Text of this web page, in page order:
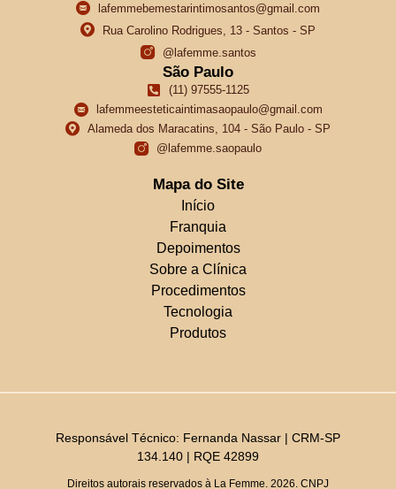
lafemmebemestarintimosantos@gmail.com
Rua Carolino Rodrigues, 13 - Santos - SP
@lafemme.santos
São Paulo
(11) 97555-1125
lafemmeesteticaintimasaopaulo@gmail.com
Alameda dos Maracatins, 104 - São Paulo - SP
@lafemme.saopaulo
Mapa do Site
Início
Franquia
Depoimentos
Sobre a Clínica
Procedimentos
Tecnologia
Produtos
Responsável Técnico: Fernanda Nassar | CRM-SP
134.140 | RQE 42899
Direitos autorais reservados à La Femme. 2026. CNPJ